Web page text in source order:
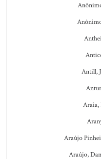
Antill,
Araia,
Araújo
Araújo,